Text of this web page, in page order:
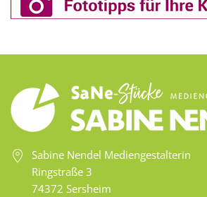
Sabine Nendel Mediengestalterin
Ringstraße 3
74372 Sersheim